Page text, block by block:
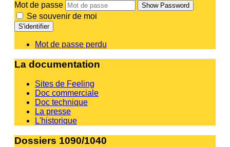
Mot de passe
Show Password
Se souvenir de moi
S'identifier
Mot de passe perdu
La documentation
Sites de Feeling
Doc commerciale
Doc technique
La presse
L'historique
Dossiers 1090/1040